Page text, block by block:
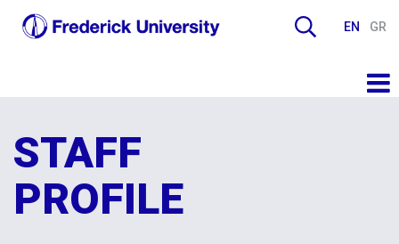
EN GR
STAFF
PROFILE